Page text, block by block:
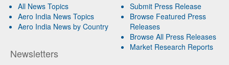
All News Topics
Aero India News Topics
Aero India News by Country
Newsletters
Submit Press Release
Browse Featured Press
Releases
Browse All Press Releases
Market Research Reports